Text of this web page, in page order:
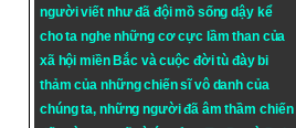
người viết như đã đội mồ sống dậy kể
cho ta nghe những cơ cực lầm than của
xã hội miền Bắc và cuộc đời tù đày bi
thảm của những chiến sĩ vô danh của
chúng ta, những người đã âm thầm chiến